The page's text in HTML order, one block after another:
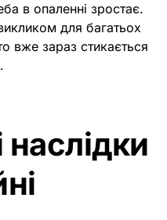
в опаленні зростає.
для багатьох
вже зараз стикається
наслідки